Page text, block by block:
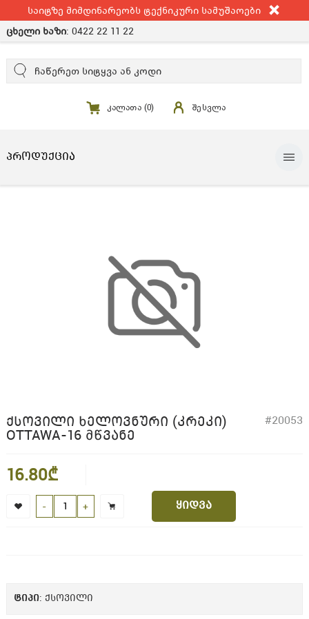
საიტზე მიმდინარეობს ტექნიკური სამუშაოები
ცხელი ხაზი: 0422 22 11 22
კალათა (0) შესვლა
ᲞᲠᲝᲓᲣᲥᲪᲘᲐ
ᲥᲡᲝᲕᲘᲚᲘ ᲮᲔᲚᲝᲕᲜᲣᲠᲘ (ᲙᲠᲔᲙᲘ)
OTTAWA-16 ᲛᲬᲕᲐᲜᲔ
#20053
16.80₾
- + ყიდვა
ᲢᲘᲞᲘ: ქსოვილი